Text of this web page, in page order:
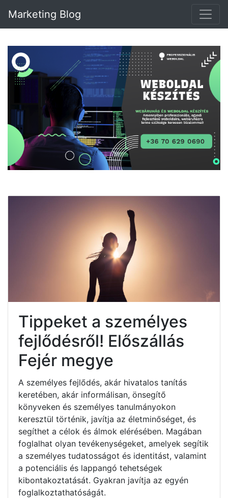
Marketing Blog
Tippeket a személyes
fejlődésről! Előszállás
Fejér megye
A személyes fejlődés, akár hivatalos tanítás
keretében, akár informálisan, önsegítő
könyveken és személyes tanulmányokon
keresztül történik, javítja az életminőséget, és
segíthet a célok és álmok elérésében. Magában
foglalhat olyan tevékenységeket, amelyek segítik
a személyes tudatosságot és identitást, valamint
a potenciális és lappangó tehetségek
kibontakoztatását. Gyakran javítja az egyén
foglalkoztathatóságát.